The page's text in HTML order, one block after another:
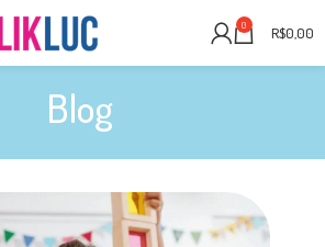
0 R$0,00
Blog